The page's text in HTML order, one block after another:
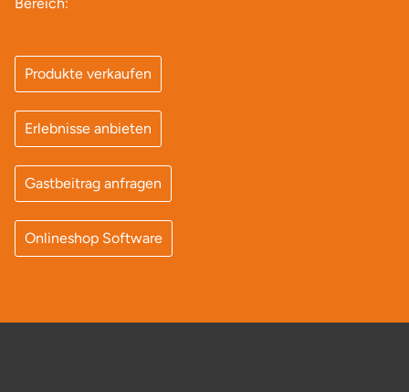
Bereich:
Produkte verkaufen
Erlebnisse anbieten
Gastbeitrag anfragen
Onlineshop Software